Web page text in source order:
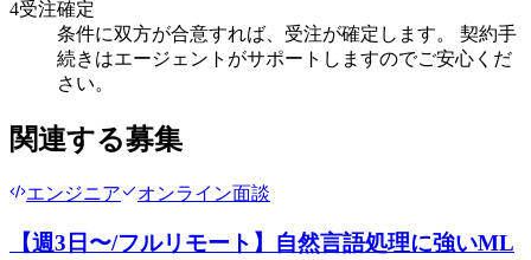
4受注確定
条件に双方が合意すれば、受注が確定します。 契約手
続きはエージェントがサポートしますのでご安心くだ
さい。
関連する募集
エンジニア オンライン面談
【週3日〜/フルリモート】自然言語処理に強いML